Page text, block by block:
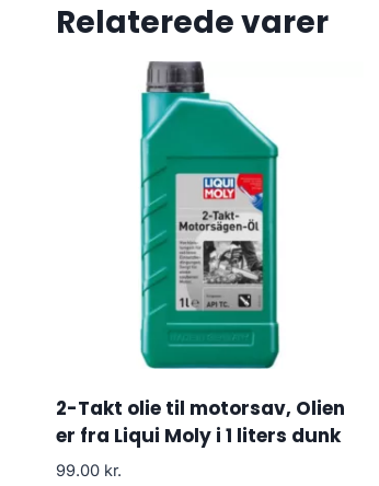
Relaterede varer
2-Takt olie til motorsav, Olien
er fra Liqui Moly i 1 liters dunk
99.00 kr.